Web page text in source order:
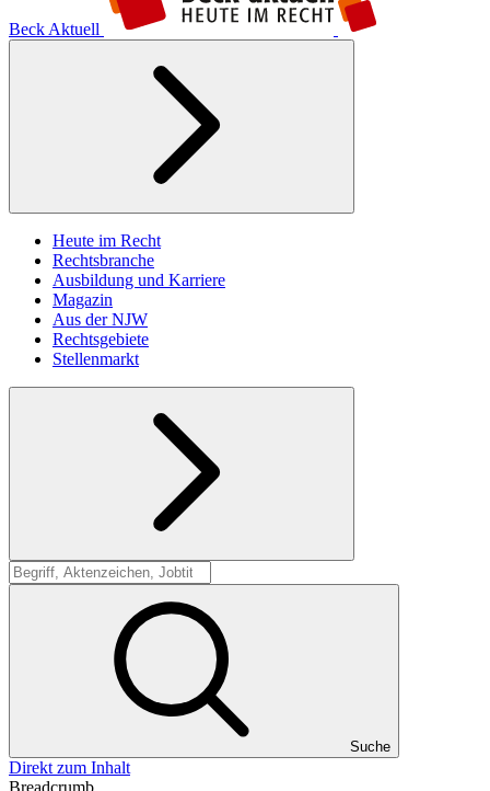
Beck Aktuell
Heute im Recht
Rechtsbranche
Ausbildung und Karriere
Magazin
Aus der NJW
Rechtsgebiete
Stellenmarkt
Suche
Suche
Direkt zum Inhalt
Breadcrumb